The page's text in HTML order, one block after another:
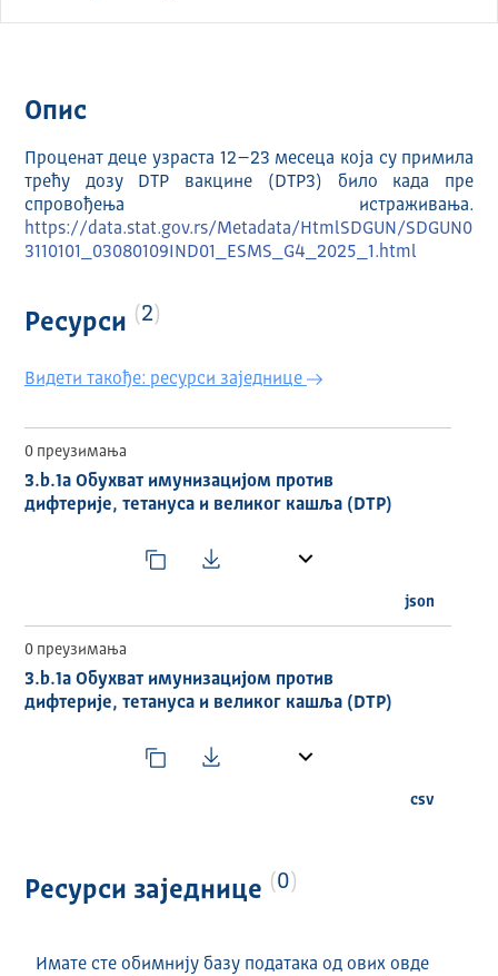
Опис
Проценат деце узраста 12–23 месеца која су примила
трећу дозу DTP вакцине (DTP3) било када пре
спровођења истраживања.
https://data.stat.gov.rs/Metadata/HtmlSDGUN/SDGUN0
3110101_03080109IND01_ESMS_G4_2025_1.html
Ресурси 2
Видети такође: ресурси заједнице
0 преузимања
3.b.1a Обухват имунизацијом против
дифтерије, тетануса и великог кашља (DTP)
json
0 преузимања
3.b.1a Обухват имунизацијом против
дифтерије, тетануса и великог кашља (DTP)
csv
Ресурси заједнице 0
Имате сте обимнију базу података од ових овде